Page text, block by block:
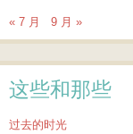
« 7 月 9 月 »
这些和那些
过去的时光